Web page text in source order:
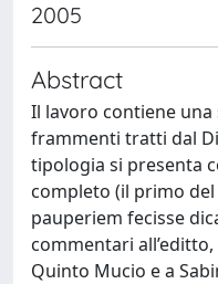
2005
Abstract
Il lavoro contiene
frammenti tratti dal
tipologia si presenta
completo (il primo
pauperiem fecisse
commentari
Quinto Mucio e a